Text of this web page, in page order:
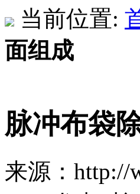
当前位置:
面组成
脉冲布袋
来源：http://